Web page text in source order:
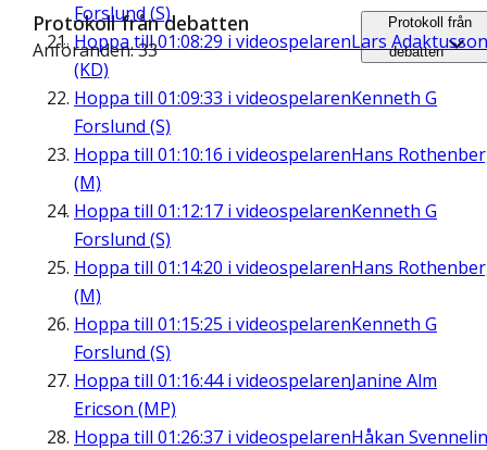
Forslund (S)
Hoppa till01:08:29 i videospelarenLars Adaktusson
(KD)
Hoppa till 01:09:33 i videospelarenKenneth G
Forslund (S)
Hoppa till 01:10:16 i videospelarenHans
(M)
Hoppa till 01:12:17 i videospelarenKenneth G
Forslund (S)
Hoppa till 01:14:20 i videospelarenHans
(M)
Hoppa till 01:15:25 i videospelarenKenneth G
Forslund (S)
Hoppa till 01:16:44i videospelarenJanine Alm
Ericson (MP)
Hoppa till 01:26:37 i videospelarenHåkan
Protokoll från debatten
Anföranden: 33
Protokoll från
debatten